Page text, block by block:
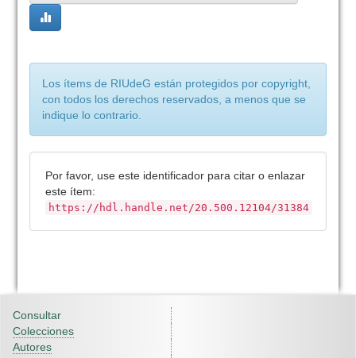
Los ítems de RIUdeG están protegidos por copyright,
con todos los derechos reservados, a menos que se
indique lo contrario.
Por favor, use este identificador para citar o enlazar
este ítem:
https://hdl.handle.net/20.500.12104/31384
Consultar
Colecciones
Autores